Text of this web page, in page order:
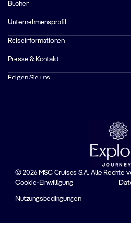
Buchen
Unternehmensprofil
Reiseinformationen
Presse & Kontakt
Folgen Sie uns
© 2026 MSC Cruises S.A. Alle Rechte
Cookie-Einwilligung
Nutzungsbedingungen